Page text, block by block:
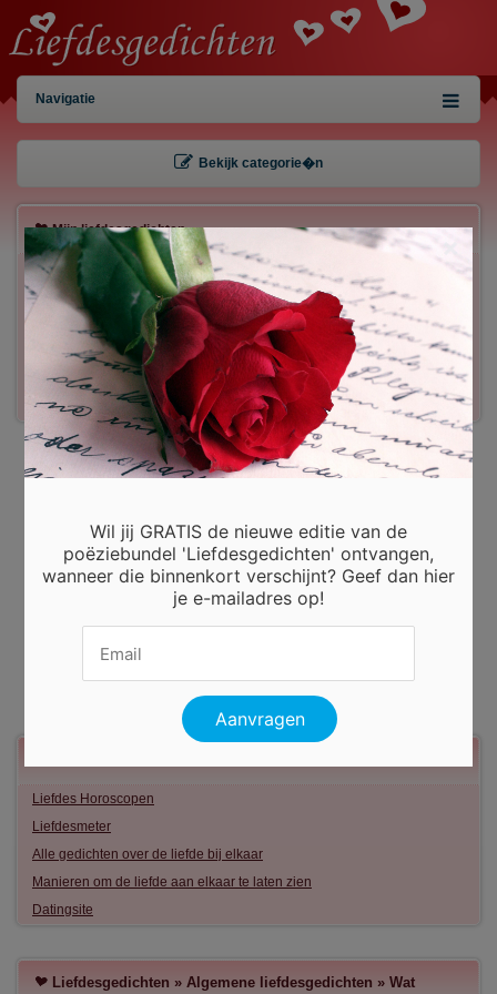
Navigatie
Bekijk categorie�n
Mijn liefdesgedichten
Gebruiker:
Wachtwoord:
Inloggen!
Registreren Gegevens kwijt?
Liefdes Horoscopen
Liefdesmeter
Alle gedichten over de liefde bij elkaar
Manieren om de liefde aan elkaar te laten zien
Datingsite
Liefdesgedichten » Algemene liefdesgedichten » Wat
Wil jij GRATIS de nieuwe editie van de
poëziebundel 'Liefdesgedichten' ontvangen,
wanneer die binnenkort verschijnt? Geef dan hier
je e-mailadres op!